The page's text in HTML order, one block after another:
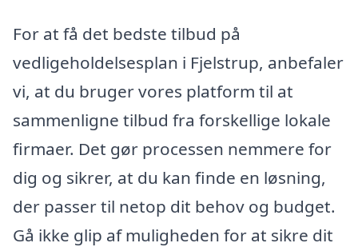
For at få det bedste tilbud på
vedligeholdelsesplan i Fjelstrup, anbefaler
vi, at du bruger vores platform til at
sammenligne tilbud fra forskellige lokale
firmaer. Det gør processen nemmere for
dig og sikrer, at du kan finde en løsning,
der passer til netop dit behov og budget.
Gå ikke glip af muligheden for at sikre dit